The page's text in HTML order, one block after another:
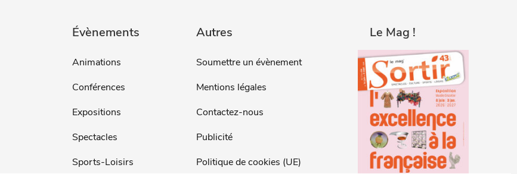
Évènements
Animations
Conférences
Expositions
Spectacles
Sports-Loisirs
Autres
Soumettre un évènement
Mentions légales
Contactez-nous
Publicité
Politique de cookies (UE)
Le Mag !